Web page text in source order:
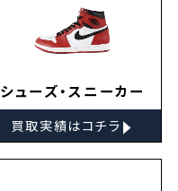
シューズ・スニーカー
買取実績はコチラ ▸